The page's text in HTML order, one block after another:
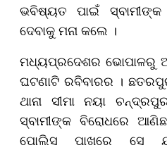
ଭବିଷ୍ୟତ ପାଇଁ
ଦେବାକୁ ମନା କଲେ ।
ମଧ୍ୟପ୍ରଦେଶର ଭୋପାଳରୁ
ଘଟଣାଟି ରବିବାରର ।
ଥାନା ସୀମା ନୟା
ସ୍ବାମୀଙ୍କ ବିରୋଧରେ
ପୋଲିସ ପାଖରେ ସେ